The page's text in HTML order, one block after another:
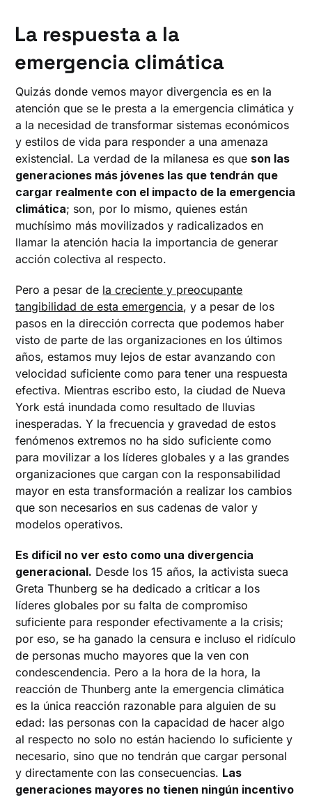
La respuesta a la
emergencia climática
Quizás donde vemos mayor divergencia es en la
atención que se le presta a la emergencia climática y
a la necesidad de transformar sistemas económicos
y estilos de vida para responder a una amenaza
existencial. La verdad de la milanesa es que son las
generaciones más jóvenes las que tendrán que
cargar realmente con el impacto de la emergencia
climática; son, por lo mismo, quienes están
muchísimo más movilizados y radicalizados en
llamar la atención hacia la importancia de generar
acción colectiva al respecto.
Pero a pesar de la creciente y preocupante
tangibilidad de esta emergencia, y a pesar de los
pasos en la dirección correcta que podemos haber
visto de parte de las organizaciones en los últimos
años, estamos muy lejos de estar avanzando con
velocidad suficiente como para tener una respuesta
efectiva. Mientras escribo esto, la ciudad de Nueva
York está inundada como resultado de lluvias
inesperadas. Y la frecuencia y gravedad de estos
fenómenos extremos no ha sido suficiente como
para movilizar a los líderes globales y a las grandes
organizaciones que cargan con la responsabilidad
mayor en esta transformación a realizar los cambios
que son necesarios en sus cadenas de valor y
modelos operativos.
Es difícil no ver esto como una divergencia
generacional. Desde los 15 años, la activista sueca
Greta Thunberg se ha dedicado a criticar a los
líderes globales por su falta de compromiso
suficiente para responder efectivamente a la crisis;
por eso, se ha ganado la censura e incluso el ridículo
de personas mucho mayores que la ven con
condescendencia. Pero a la hora de la hora, la
reacción de Thunberg ante la emergencia climática
es la única reacción razonable para alguien de su
edad: las personas con la capacidad de hacer algo
al respecto no solo no están haciendo lo suficiente y
necesario, sino que no tendrán que cargar personal
y directamente con las consecuencias. Las
generaciones mayores no tienen ningún incentivo